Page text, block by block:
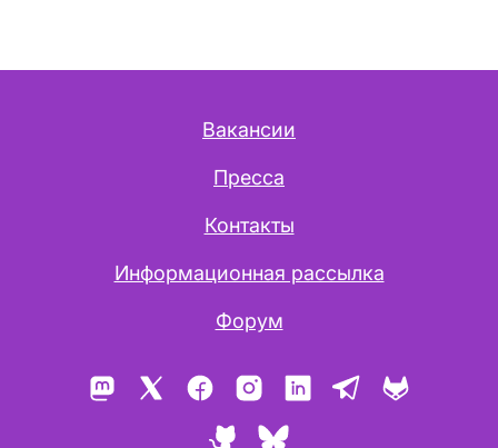
Вакансии
Пресса
Контакты
Информационная рассылка
Форум
Mastodon FacebookInstagramLinkedInTelegram
GitHubBluesky